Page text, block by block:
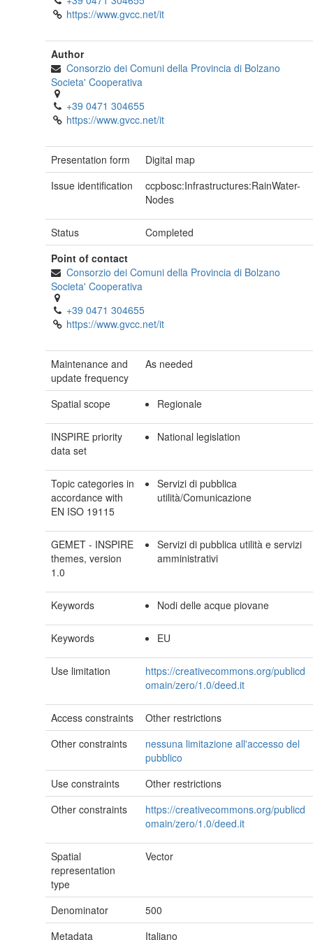
https://www.gvcc.net/it
Author
Consorzio dei Comuni della Provincia di Bolzano
Societa' Cooperativa
+39 0471 304655
https://www.gvcc.net/it
Presentation form
Digital map
Issue identification
ccpbosc:Infrastructures:RainWater-
Nodes
Status
Completed
Point of contact
Consorzio dei Comuni della Provincia di Bolzano
Societa' Cooperativa
+39 0471 304655
https://www.gvcc.net/it
Maintenance and
update frequency
As needed
Spatial scope Regionale
INSPIRE priority
data set
National legislation
Topic categories in
accordance with
EN ISO 19115
Servizi di pubblica
utilità/Comunicazione
GEMET - INSPIRE
themes, version
1.0
Servizi di pubblica utilità e servizi
amministrativi
Keywords Nodi delle acque piovane
Keywords EU
Use limitation
https://creativecommons.org/publicd
omain/zero/1.0/deed.it
Access constraints
Other restrictions
Other constraints
nessuna limitazione all'accesso del
pubblico
Use constraints
Other restrictions
Other constraints
https://creativecommons.org/publicd
omain/zero/1.0/deed.it
Spatial
representation
type
Vector
Denominator
500
Metadata
Italiano